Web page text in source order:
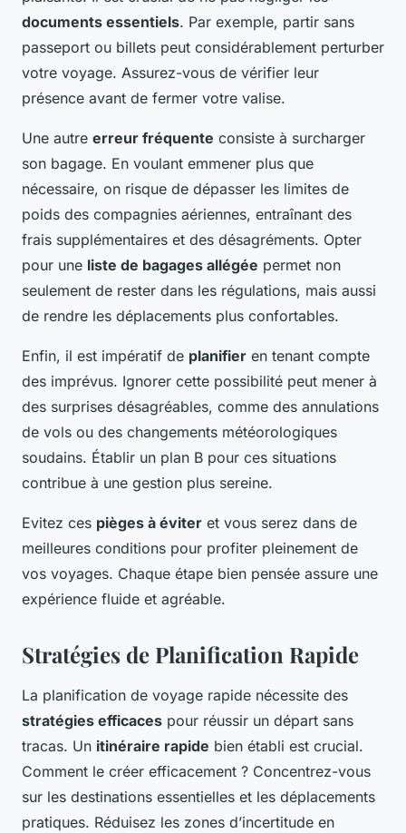
documents essentiels. Par exemple, partir sans
passeport ou billets peut considérablement perturber
votre voyage. Assurez-vous de vérifier leur
présence avant de fermer votre valise.
Une autre erreur fréquente consiste à surcharger
son bagage. En voulant emmener plus que
nécessaire, on risque de dépasser les limites de
poids des compagnies aériennes, entraînant des
frais supplémentaires et des désagréments. Opter
pour une liste de bagages allégée permet non
seulement de rester dans les régulations, mais aussi
de rendre les déplacements plus confortables.
Enfin, il est impératif de planifier en tenant compte
des imprévus. Ignorer cette possibilité peut mener à
des surprises désagréables, comme des annulations
de vols ou des changements météorologiques
soudains. Établir un plan B pour ces situations
contribue à une gestion plus sereine.
Evitez ces pièges à éviter et vous serez dans de
meilleures conditions pour profiter pleinement de
vos voyages. Chaque étape bien pensée assure une
expérience fluide et agréable.
Stratégies de Planification Rapide
La planification de voyage rapide nécessite des
stratégies efficaces pour réussir un départ sans
tracas. Un itinéraire rapide bien établi est crucial.
Comment le créer efficacement ? Concentrez-vous
sur les destinations essentielles et les déplacements
pratiques. Réduisez les zones d’incertitude en